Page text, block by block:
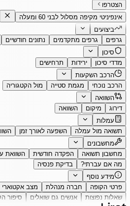
הצטרפו
אינפיניטי מקיפה מסלול לבני 60 ומעלה
ביצועים
גרפים
גרפים מתקדמים נתונים חודשיים
סיכון
מדדי סיכון
ירידות
תרחישים
הרכב השקעות
הרכב נוכחי
מגמת סטייה
מול הקטגוריה
השוואה
דירוג
מיקום
השוואה
עמלות
תשואה מול עמלה
השפעה לאורך זמן
מחשבונים
מחשבון תשואה
הפקדה חודשית השוואת
מה אם עברתי?
בדיקת פנסיה
מידע נוסף
פרטי הקופה
חברה מנהלת מצב אקטוארי
שאלות נפוצות
אנשים גם שואלים סיפור